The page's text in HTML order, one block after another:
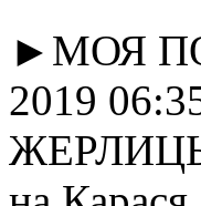
►МОЯ
2019
ЖЕРЛИЦЫ